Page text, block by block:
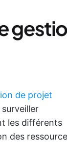
de projet
les différents
des